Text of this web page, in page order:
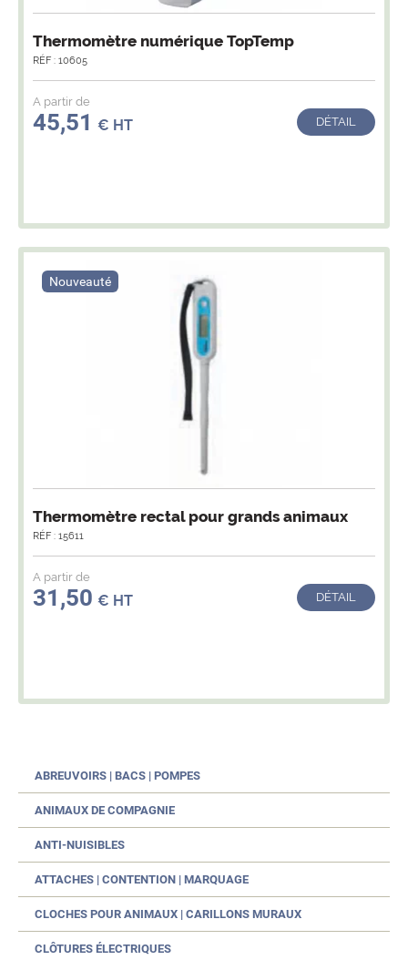
Thermomètre numérique TopTemp
RÉF : 10605
A partir de
45,51 € HT DÉTAIL
Nouveauté
Thermomètre rectal pour grands animaux
RÉF : 15611
A partir de
31,50 € HT DÉTAIL
ABREUVOIRS | BACS | POMPES
ANIMAUX DE COMPAGNIE
ANTI-NUISIBLES
ATTACHES | CONTENTION | MARQUAGE
CLOCHES POUR ANIMAUX | CARILLONS MURAUX
CLÔTURES ÉLECTRIQUES